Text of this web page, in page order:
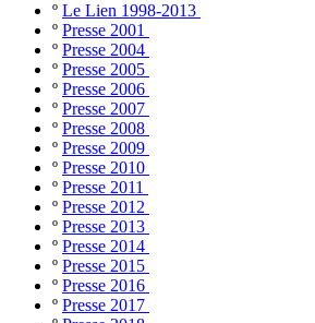
º Le Lien 1998-2013
º Presse 2001
º Presse 2004
º Presse 2005
º Presse 2006
º Presse 2007
º Presse 2008
º Presse 2009
º Presse 2010
º Presse 2011
º Presse 2012
º Presse 2013
º Presse 2014
º Presse 2015
º Presse 2016
º Presse 2017